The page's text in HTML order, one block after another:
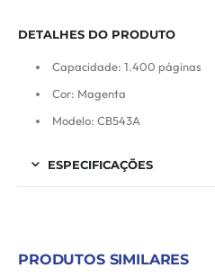
DETALHES DO PRODUTO
Capacidade: 1.400 páginas
Cor: Magenta
Modelo: CB543A
ESPECIFICAÇÕES
PRODUTOS SIMILARES